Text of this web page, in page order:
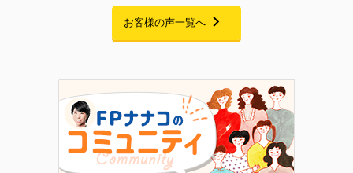
革プログラ
たくさんお寄せいただきました。この
場を借りて、心より御礼申し上げま
す。 セミナーでお話ししたこと 私自
のすべてがゼロで、手元にあるのは
FP資格だけという状態からのスター
トでした。 今回のセミナーでは ...
なぜ「自分
の伴走を経
お客様の声一覧へ